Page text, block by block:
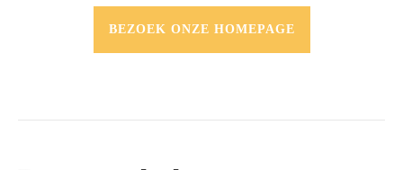
BEZOEK ONZE HOMEPAGE